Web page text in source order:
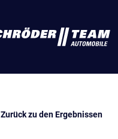
Zurück zu den Ergebnissen